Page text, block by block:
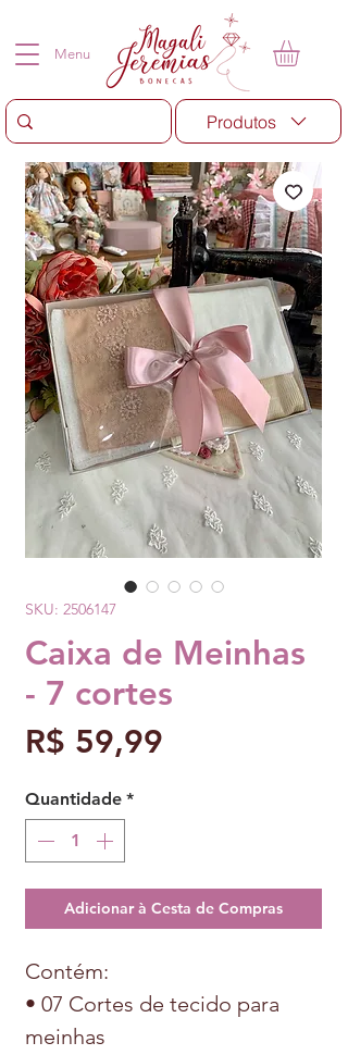
Menu
Produtos
SKU: 2506147
Caixa de Meinhas
- 7 cortes
R$ 59,99
Quantidade *
Adicionar à Cesta de Compras
Contém:
• 07 Cortes de tecido para
meinhas